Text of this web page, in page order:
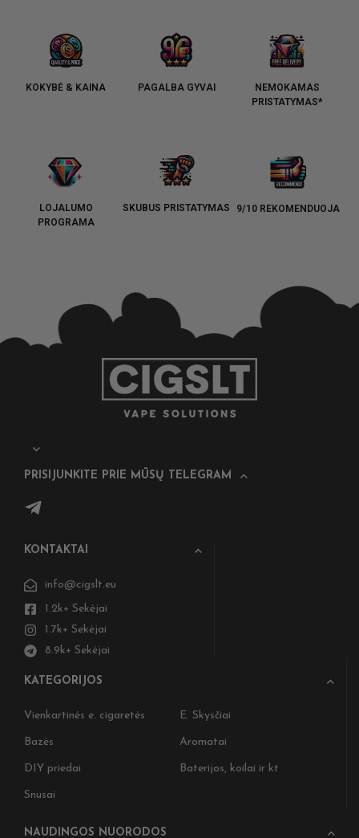
KOKYBĖ & KAINA PAGALBA GYVAI
NEMOKAMAS
PRISTATYMAS*
LOJALUMO
PROGRAMA
SKUBUS PRISTATYMAS 9/10 REKOMENDUOJA
PRISIJUNKITE PRIE MŪSŲ TELEGRAM
KONTAKTAI
info@cigslt.eu
1.2k+ Sekėjai
1.7k+ Sekėjai
8.9k+ Sekėjai
KATEGORIJOS
Vienkartinės e. cigaretės E. Skysčiai
Bazės Aromatai
DIY priedai Baterijos, koilai ir kt
Snusai
NAUDINGOS NUORODOS